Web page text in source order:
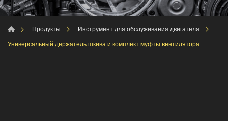
Продукты
Инструмент для обслуживания двигателя
Универсальный держатель шкива и комплект муфты вентилятора